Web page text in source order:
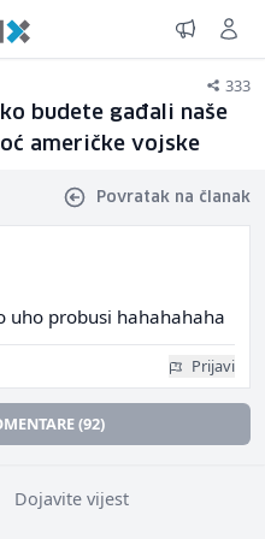
333
budete gađali naše
američke vojske
Povratak na članak
uho probusi hahahahaha
Prijavi
(92)
Dojavite vijest